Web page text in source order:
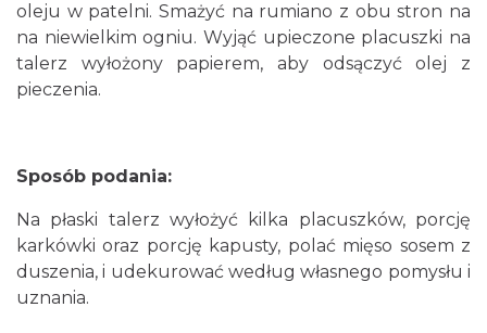
oleju w patelni. Smażyć na rumiano z obu stron na
na niewielkim ogniu. Wyjąć upieczone placuszki na
talerz wyłożony papierem, aby odsączyć olej z
pieczenia.
Sposób podania:
Na płaski talerz wyłożyć kilka placuszków, porcję
karkówki oraz porcję kapusty, polać mięso sosem z
duszenia, i udekurować według własnego pomysłu i
uznania.